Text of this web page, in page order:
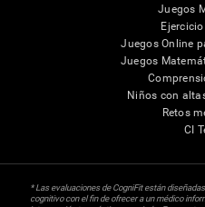
Juegos
Juegos Online
Juegos
Niños con
Retos
CI
* Las evaluaciones de CogniFit están
cognitivo con el fin de ofrecer a un médico